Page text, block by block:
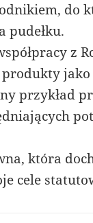
do
pudełku.
z
jako
przykład
która
cele